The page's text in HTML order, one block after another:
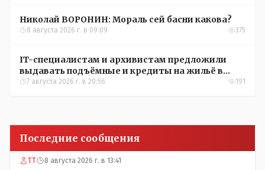
Николай ВОРОНИН: Мораль сей басни какова?
8 августа 2026 г. в 09:09 375
IT-специалистам и архивистам предложили
выдавать подъёмные и кредиты на жильё в
сёлах Казахстана
7 августа 2026 г. в 20:56 191
Последние сообщения
ТТ 8 августа 2026 г. в 13:41